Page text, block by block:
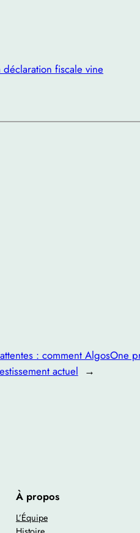
déclaration fiscale vine
: comment AlgosOne
actuel →
À propos
L’Équipe